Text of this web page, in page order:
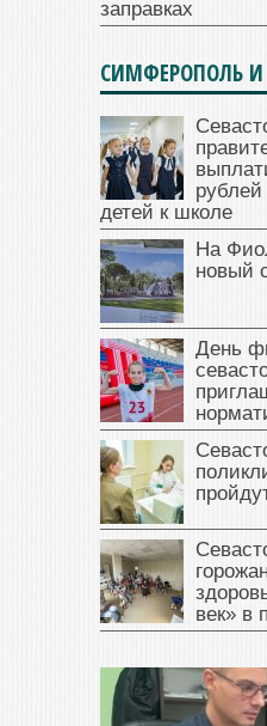
заправках
СИМФЕРОПОЛЬ И
рублей
детей к школе
На
новый
День
век» в